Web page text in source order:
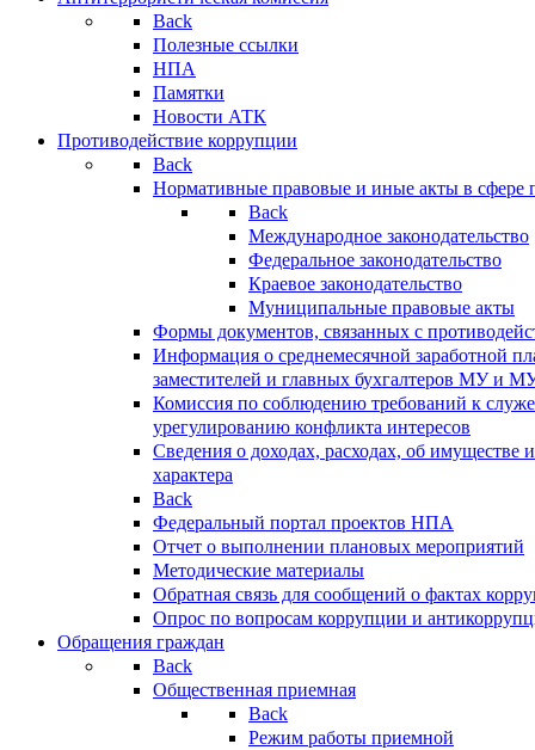
Back
Полезные ссылки
НПА
Памятки
Новости АТК
Противодействие коррупции
Back
Нормативные правовые и иные акты в сфере
Back
Международное законодательство
Федеральное законодательство
Краевое законодательство
Муниципальные правовые акты
Формы документов, связанных с
Информация о среднемесячной заработной
заместителей и главных бухгалтеров МУ и
Комиссия по соблюдению требований к
урегулированию конфликта интересов
Сведения о доходах, расходах, об имуществе
характера
Back
Федеральный портал проектов НПА
Отчет о выполнении плановых мероприятий
Методические материалы
Обратная связь для сообщений о фактах
Опрос по вопросам коррупции и
Обращения граждан
Back
Общественная приемная
Back
Режим работы приемной